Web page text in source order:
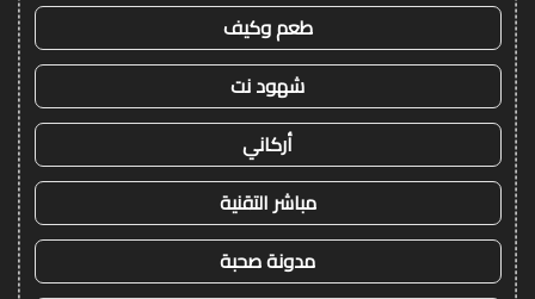
طعم وكيف
شهود نت
أركاني
مباشر التقنية
مدونة صحبة